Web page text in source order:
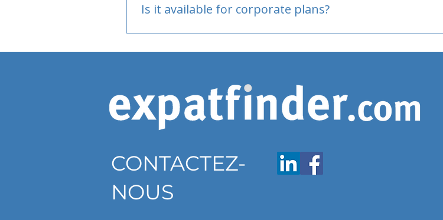
Is it available for corporate plans?
CONTACTEZ-
NOUS